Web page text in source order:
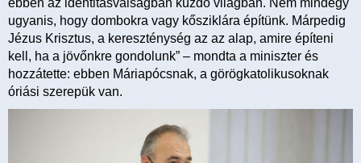
ugyanis, hogy dombokra vagy kősziklára építünk. Márpedig
Jézus Krisztus, a kereszténység az az alap, amire építeni
kell, ha a jövőnkre gondolunk” – mondta a miniszter és
hozzátette: ebben Máriapócsnak, a görögkatolikusoknak
óriási szerepük van.